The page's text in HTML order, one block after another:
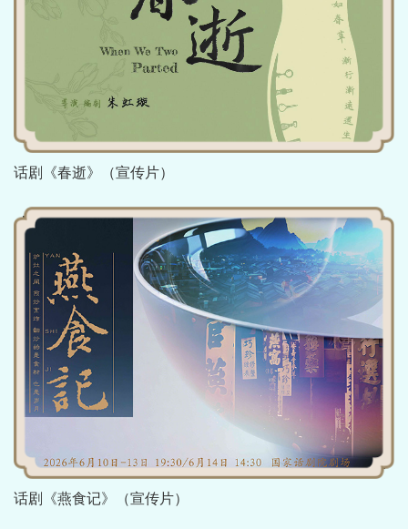
座”。以“戏剧育人”、“以文化人”为根本目标，开展一系
列美育浸润活动，赓续中华文脉重要实践。
话剧《春逝》（宣传片）
话剧《燕食记》（宣传片）